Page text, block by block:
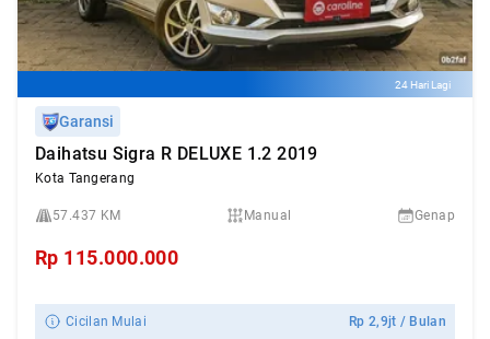
24 Hari Lagi
Garansi
Daihatsu Sigra R DELUXE 1.2 2019
Kota Tangerang
57.437 KM Manual Genap
Rp 115.000.000
Cicilan Mulai Rp2,9jt / Bulan